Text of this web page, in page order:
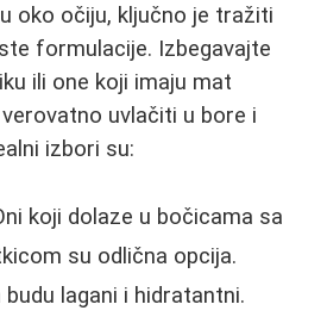
oko očiju, ključno je tražiti
formulacije. Izbegavajte
ili one koji imaju mat
uvlačiti u bore i
izbori su:
koji dolaze u bočicama sa
su odlična opcija.
lagani i hidratantni.